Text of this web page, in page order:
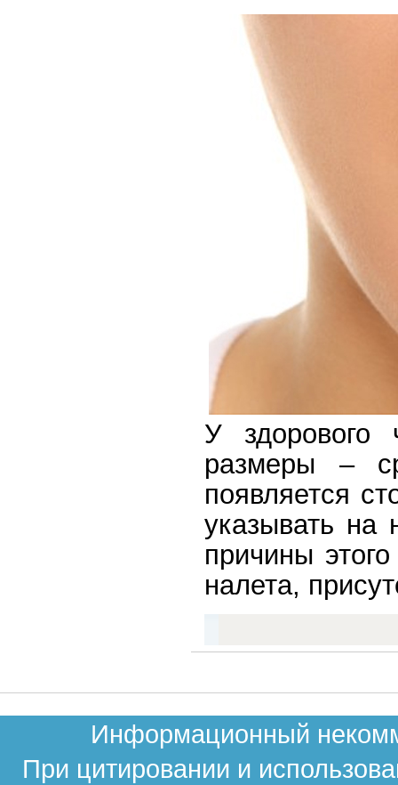
У здорового
размеры –
появляется
указывать на
причины
налета,
Информационный
При цитировании и